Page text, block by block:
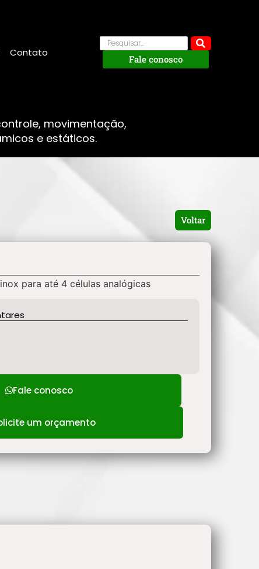
Contato
Fale conosco
movimentação,
e estáticos.
Voltar
para até 4 células analógicas
Fale conosco
um orçamento